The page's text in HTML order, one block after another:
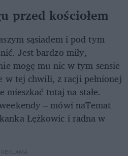
przed kościołem
sąsiadem i pod tym
Jest bardzo miły,
mogę mu nic w tym sensie
w tej chwili, z racji pełnionej
tutaj na stałe.
– mówi naTemat
Łężkowic i radna w
REKLAMA